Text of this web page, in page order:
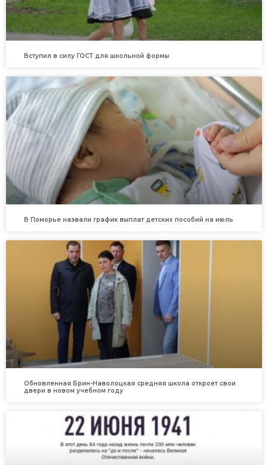
Вступил в силу ГОСТ для школьной формы
В Поморье назвали график выплат детских пособий на июль
Обновленная Брин-Наволоцкая средняя школа откроет свои
двери в новом учебном году